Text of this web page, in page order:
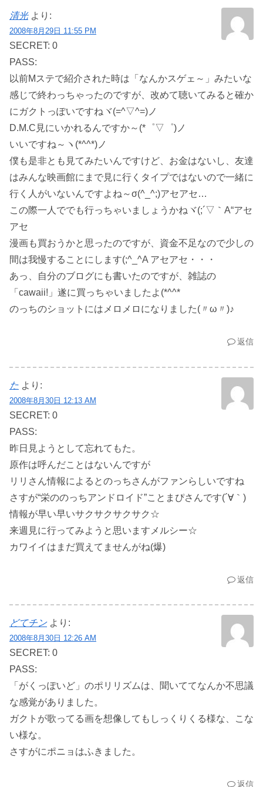
清光 より:
2008年8月29日 11:55 PM
SECRET: 0
PASS:
以前Mステで紹介された時は「なんかスゲェ～」みたいな
感じで終わっちゃったのですが、改めて聴いてみると確か
にガクトっぽいですねヾ(=^▽^=)ノ
D.M.C見にいかれるんですか～(*゜▽゜)ノ
いいですね～ヽ(*^^*)ノ
僕も是非とも見てみたいんですけど、お金はないし、友達
はみんな映画館にまで見に行くタイプではないので一緒に
行く人がいないんですよね～σ(^_^;)アセアセ…
この際一人ででも行っちゃいましょうかねヾ(;´▽｀A“アセ
アセ
漫画も買おうかと思ったのですが、資金不足なので少しの
間は我慢することにします(;^_^A アセアセ・・・
あっ、自分のブログにも書いたのですが、雑誌の
「cawaii!」遂に買っちゃいましたよ(*^^*ゞ
のっちのショットにはメロメロになりました(〃ω〃)♪
返信
た より:
2008年8月30日 12:13 AM
SECRET: 0
PASS:
昨日見ようとして忘れてもた。
原作は呼んだことはないんですが
リリさん情報によるとのっちさんがファンらしいですね
さすが“栄ののっちアンドロイド”ことまぴさんです(´∀｀)
情報が早い早いサクサクサクサク☆
来週見に行ってみようと思いますメルシー☆
カワイイはまだ買えてませんがね(爆)
返信
どてチン より:
2008年8月30日 12:26 AM
SECRET: 0
PASS:
「がくっぽいど」のポリリズムは、聞いててなんか不思議
な感覚がありました。
ガクトが歌ってる画を想像してもしっくりくる様な、こな
い様な。
さすがにポニョはふきました。
返信